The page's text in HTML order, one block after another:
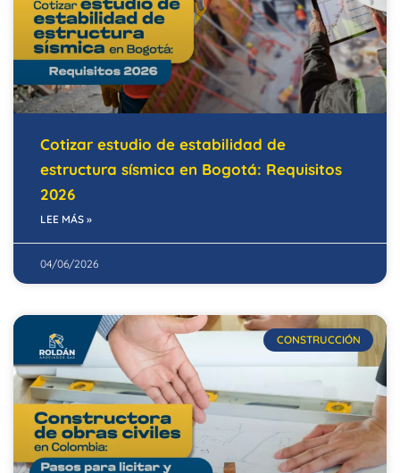
Cotizar estudio de estabilidad de
estructura sísmica en Bogotá: Requisitos
2026
LEE MÁS »
04/06/2026
CONSTRUCCIÓN